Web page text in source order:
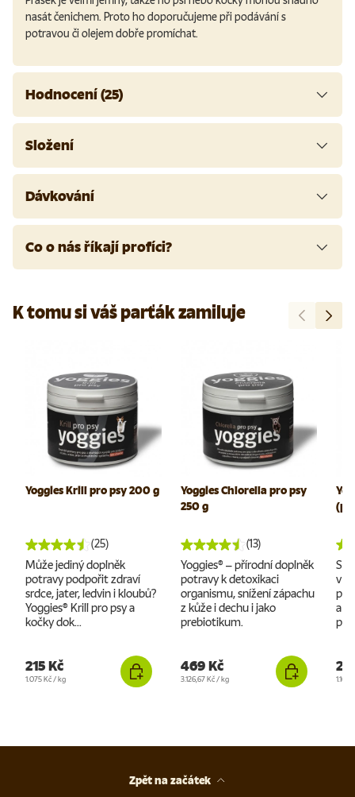
nasát čenichem. Proto ho doporučujeme při podávání s
potravou či olejem dobře promíchat.
Hodnocení (25)
Složení
Dávkování
Co o nás říkají profíci?
K tomu si váš parťák zamiluje Předchozí
Další
Yoggies Krill pro psy 200 g
(25)
Může jediný doplněk
potravy podpořit zdraví
srdce, jater, ledvin i kloubů?
Yoggies® Krill pro psy a
kočky dok...
215 Kč
Cena za jednotku
1.075 Kč/kg
Yoggies Chlorella pro psy
250 g
(13)
Yoggies® – přírodní doplněk
potravy k detoxikaci
organismu, snížení zápachu
z kůže i dechu i jako
prebiotikum.
469 Kč
Cena za jednotku
3.126,67 Kč/kg
S
v
a
Cena
Zpět na začátek